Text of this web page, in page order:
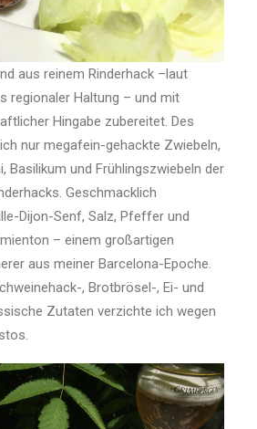
aus reinem Rinderhack –laut
regionaler Haltung – und mit
Hingabe zubereitet. Des
nur megafein-gehackte Zwiebeln,
Basilikum und Frühlingszwiebeln der
Geschmacklich
Dijon-Senf, Salz, Pfeffer und
– einem großartigen
aus meiner Barcelona-Epoche.
, Brotbrösel-, Ei- und
Zutaten verzichte ich wegen